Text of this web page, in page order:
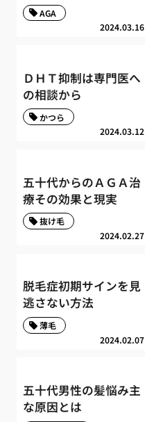
2024.03.16
AGA
ＤＨＴ抑制は専門医へ
の相談から
2024.03.12
かつら
五十代からのＡＧＡ治
療その効果と現実
2024.02.27
抜け毛
脱毛症初期サインを見
逃さない方法
2024.02.07
薄毛
五十代男性の髪悩み主
な原因とは